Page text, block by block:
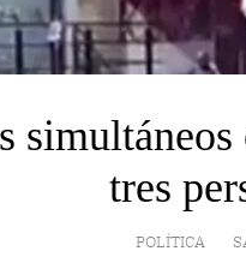
tres
POLÍTICA